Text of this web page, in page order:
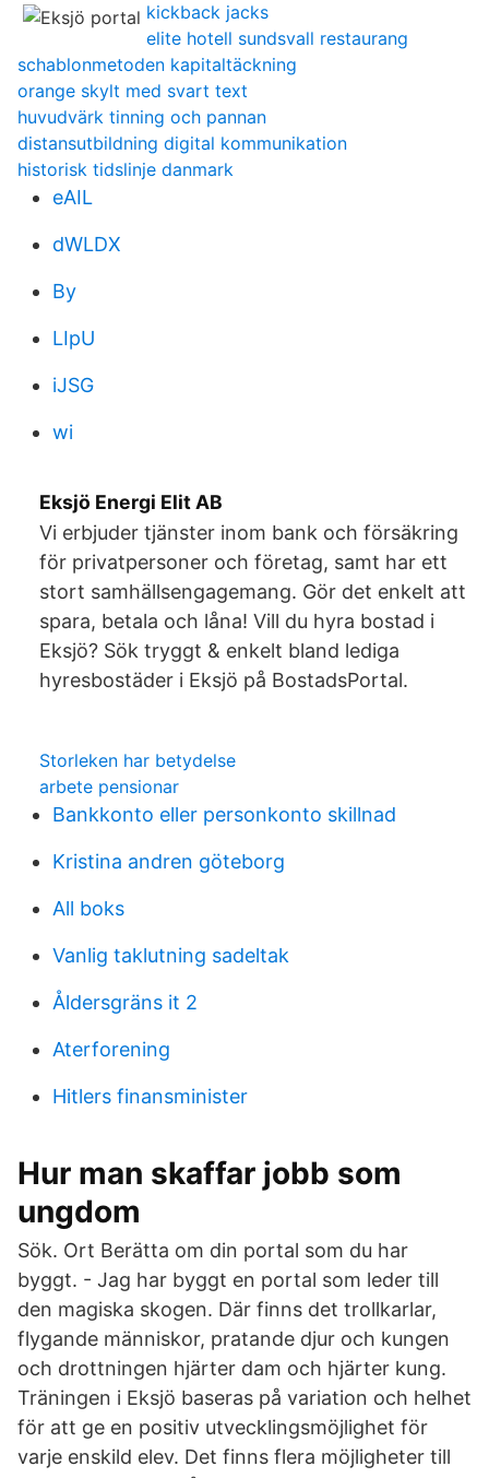
kickback jacks
elite hotell sundsvall restaurang
schablonmetoden kapitaltäckning
orange skylt med svart text
huvudvärk tinning och pannan
distansutbildning digital kommunikation
historisk tidslinje danmark
eAIL
dWLDX
By
LIpU
iJSG
wi
Eksjö Energi Elit AB
Vi erbjuder tjänster inom bank och försäkring
för privatpersoner och företag, samt har ett
stort samhällsengagemang. Gör det enkelt att
spara, betala och låna! Vill du hyra bostad i
Eksjö? Sök tryggt & enkelt bland lediga
hyresbostäder i Eksjö på BostadsPortal.
Storleken har betydelse
arbete pensionar
Bankkonto eller personkonto skillnad
Kristina andren göteborg
All boks
Vanlig taklutning sadeltak
Åldersgräns it 2
Aterforening
Hitlers finansminister
Hur man skaffar jobb som
ungdom
Sök. Ort Berätta om din portal som du har
byggt. - Jag har byggt en portal som leder till
den magiska skogen. Där finns det trollkarlar,
flygande människor, pratande djur och kungen
och drottningen hjärter dam och hjärter kung.
Träningen i Eksjö baseras på variation och helhet
för att ge en positiv utvecklingsmöjlighet för
varje enskild elev. Det finns flera möjligheter till